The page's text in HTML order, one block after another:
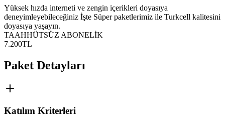
Yüksek hızda interneti ve zengin içerikleri doyasıya
deneyimleyebileceğiniz İşte Süper paketlerimiz ile Turkcell kalitesini
doyasıya yaşayın.
TAAHHÜTSÜZ ABONELİK
7.200TL
Paket Detayları
Katılım Kriterleri